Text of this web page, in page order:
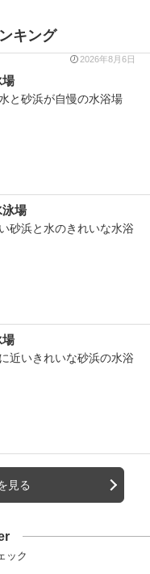
キング
2026年8月6日
場
と砂浜が自慢の水浴場
場
砂浜と水のきれいな水浴
場
近いきれいな砂浜の水浴
見る
ック